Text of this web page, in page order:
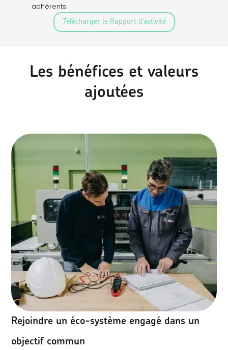
adhérents.
Télécharger le Rapport d’activité
Les bénéfices et valeurs
ajoutées
Rejoindre un éco-système engagé dans un
objectif commun